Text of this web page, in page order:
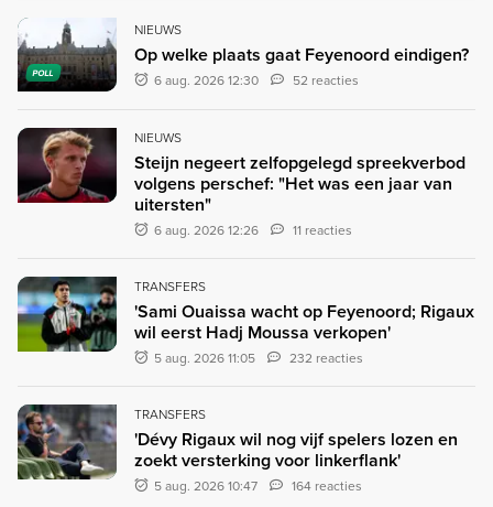
POLL
NIEUWS
Op welke plaats gaat Feyenoord eindigen?
6 aug. 2026 12:30 52 reacties
NIEUWS
Steijn negeert zelfopgelegd spreekverbod
volgens perschef: "Het was een jaar van
uitersten"
6 aug. 2026 12:26 11 reacties
TRANSFERS
'Sami Ouaissa wacht op Feyenoord; Rigaux
wil eerst Hadj Moussa verkopen'
5 aug. 2026 11:05 232 reacties
TRANSFERS
'Dévy Rigaux wil nog vijf spelers lozen en
zoekt versterking voor linkerflank'
5 aug. 2026 10:47 164 reacties